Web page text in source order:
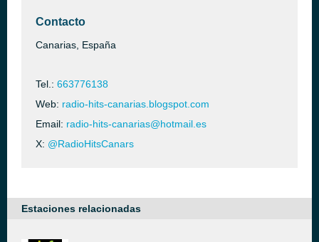
Contacto
Canarias, España
Tel.: 663776138
Web: radio-hits-canarias.blogspot.com
Email: radio-hits-canarias@hotmail.es
X: @RadioHitsCanars
Estaciones relacionadas